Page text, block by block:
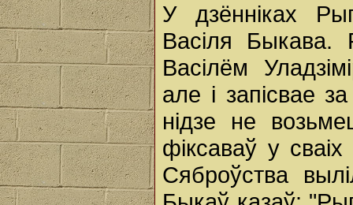
У дзённіках
Васіля Быкава.
Васілём
але і запісвае
нідзе не
фіксаваў у
Сяброўства